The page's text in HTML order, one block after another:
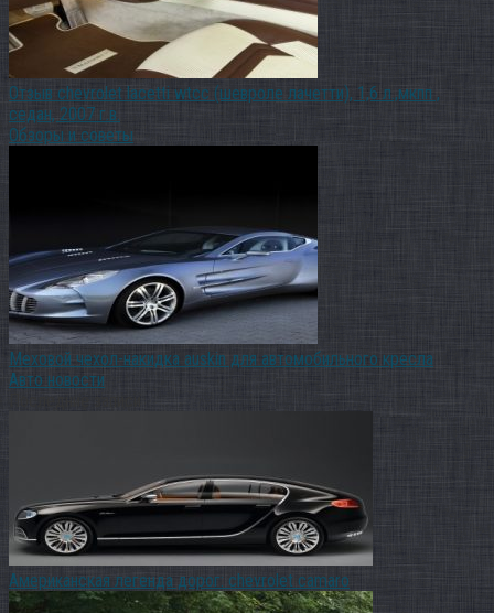
Отзыв chevrolet lacetti wtcc (шевроле лачетти), 1,6 л.,мкпп ,
седан, 2007 г.в.
Обзоры и советы
Меховой чехол-накидка auskin для автомобильного кресла
Авто новости
Американская легенда дорог: chevrolet camaro